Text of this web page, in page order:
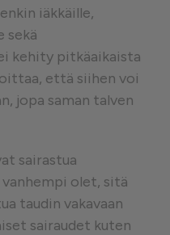
iäkkäille,
sekä
kehity pitkäaikaista
että siihen voi
jopa saman talven
sairastua
olet, sitä
taudin vakavaan
sairaudet kuten